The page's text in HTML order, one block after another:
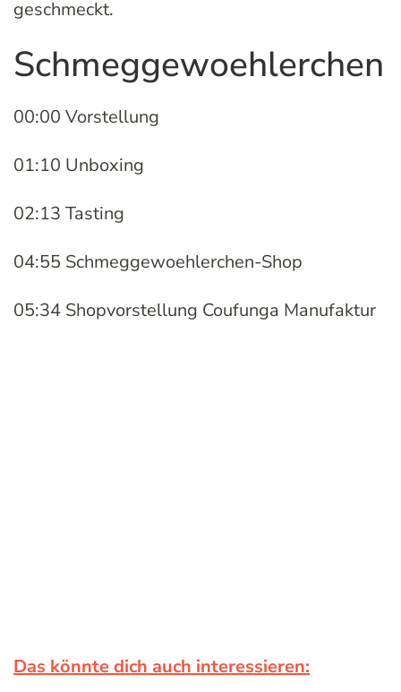
geschmeckt.
Schmeggewoehlerchen
00:00 Vorstellung
01:10 Unboxing
02:13 Tasting
04:55 Schmeggewoehlerchen-Shop
05:34 Shopvorstellung Coufunga Manufaktur
Das könnte dich auch interessieren: